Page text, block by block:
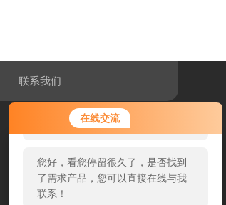
在线交流
您好！欢迎前来咨询，很高兴为您
服务，请问您要咨询什么问题呢？
您好，看您停留很久了，是否找到
了需求产品，您可以直接在线与我
联系！
联系我们